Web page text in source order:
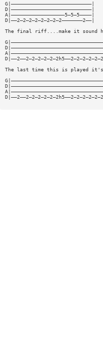
G|———————————————————————————|
D|———————————————————————————|
A|——————————————————5—5—5————|
D|——2—2—2—2—2—2—2—2———————2——|
The final riff....make it sound
The last time this is played